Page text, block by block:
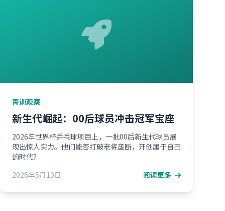
青训观察
新生代崛起：00后球员冲击冠军宝座
2026年世界杯乒乓球项目上，一批00后新生代球员展
现出惊人实力。他们能否打破老将垄断，开创属于自己
的时代？
2026年5月10日
阅读更多